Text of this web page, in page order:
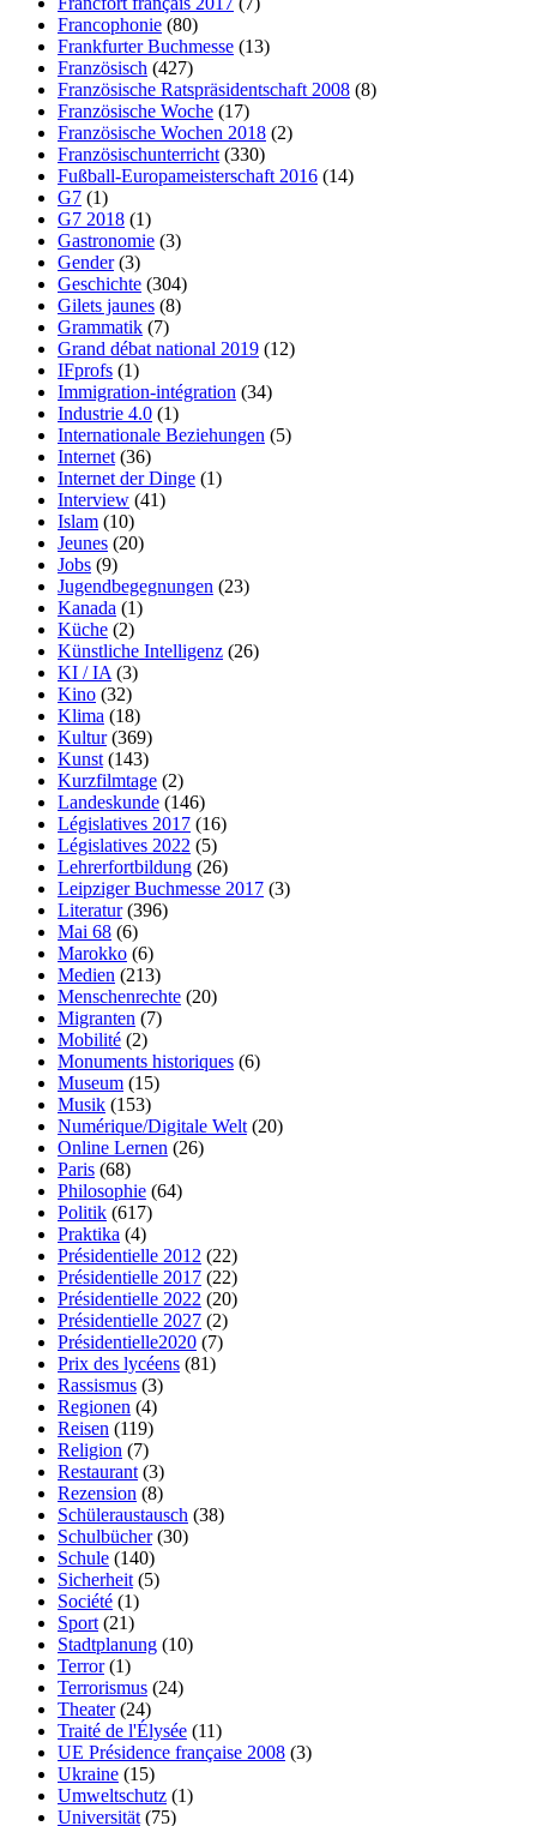
Francophonie (80)
Frankfurter Buchmesse (13)
Französisch (427)
Französische Ratspräsidentschaft 2008 (8)
Französische Woche (17)
Französische Wochen 2018 (2)
Französischunterricht (330)
Fußball-Europameisterschaft 2016 (14)
G7 (1)
G7 2018 (1)
Gastronomie (3)
Gender(3)
Geschichte (304)
Gilets jaunes (8)
Grammatik (7)
Grand débat national 2019 (12)
IFprofs (1)
Immigration-intégration (34)
Industrie 4.0 (1)
Internationale Beziehungen (5)
Internet (36)
Internet der Dinge (1)
Interview (41)
Islam (10)
Jeunes (20)
Jobs (9)
Jugendbegegnungen (23)
Kanada (1)
Küche (2)
Künstliche Intelligenz (26)
KI / IA (3)
Kino (32)
Klima (18)
Kultur(369)
Kunst (143)
Kurzfilmtage (2)
Landeskunde (146)
Législatives 2017 (16)
Législatives 2022 (5)
Lehrerfortbildung (26)
Leipziger Buchmesse 2017 (3)
Literatur(396)
Mai 68 (6)
Marokko (6)
Medien (213)
Menschenrechte (20)
Migranten (7)
Mobilité (2)
Monuments historiques (6)
Museum (15)
Musik (153)
Numérique/Digitale Welt (20)
Online Lernen (26)
Paris (68)
Philosophie (64)
Politik (617)
Praktika (4)
Présidentielle 2012 (22)
Présidentielle 2017 (22)
Présidentielle 2022 (20)
Présidentielle 2027 (2)
Présidentielle2020 (7)
Prix des lycéens (81)
Rassismus (3)
Regionen (4)
Reisen (119)
Religion (7)
Restaurant (3)
Rezension (8)
Schüleraustausch (38)
Schulbücher(30)
Schule (140)
Sicherheit (5)
Société (1)
Sport (21)
Stadtplanung (10)
Terror(1)
Terrorismus (24)
Theater(24)
Traité de l'Élysée (11)
UE Présidence française 2008 (3)
Ukraine (15)
Umweltschutz (1)
Universität (75)